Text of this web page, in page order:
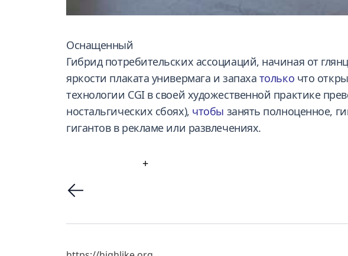
Оснащенный
Гибрид потребительских ассоциаций, начиная от
яркости плаката универмага и запаха только что
технологии CGI в своей художественной практике
ностальгических сбоях), чтобы занять полноценное,
гигантов в рекламе или развлечениях.
+